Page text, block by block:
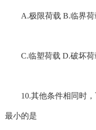
A.极限荷载 B.临界荷
C.临塑荷载 D.破坏荷
10.其他条件相同时，
最小的是